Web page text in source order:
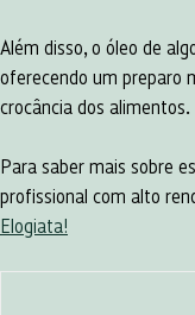
Além disso, o óleo de
oferecendo um preparo
crocância dos alimentos.
Para saber mais sobre
profissional com alto
Elogiata!